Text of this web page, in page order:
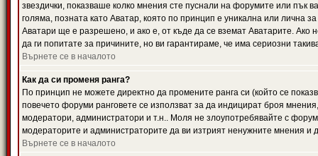
звездички, показваше колко мнения сте пуснали на форумите или пък
голяма, позната като Аватар, която по принцип е уникална или лична
Аватари ще е разрешено, и ако е, от къде да се вземат Аватарите.
да ги попитате за причините, но ви гарантираме, че има сериозни
Върнете се в началото
Как да си променя ранга?
По принцип не можете директно да промените ранга си (който се
повечето форуми ранговете се използват за да индицират броя
модератори, администратори и т.н.. Моля не злоупотребявайте с
модераторите и администраторите да ви изтрият ненужните мнения и
Върнете се в началото